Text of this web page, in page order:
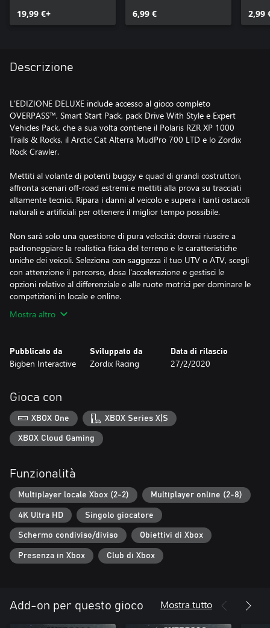
19,99 €+ 6,99 € 2,99
Descrizione
L'EDIZIONE DELUXE include accesso al gioco completo
OVERPASS™, Smart Start Pack, pack Drive With Style e Expert
Vehicles Pack, che a sua volta contiene il Polaris RZR XP 1000
Trails & Rocks, il Arctic Cat Alterra MudPro 700 LTD e lo Zordix
Rock Crawler.
Mettiti al volante di potenti buggy e quad di grandi costruttori,
affronta scenari off-road estremi e mettiti alla prova su tracciati
altamente tecnici. Ripara i danni al veicolo e supera i tanti ostacoli
naturali e artificiali per ottenere il miglior tempo possibile.
Non sarà solo una questione di pura velocità: dovrai riuscire a
padroneggiare la realistica fisica del terreno e le caratteristiche
uniche dei veicoli. Seleziona con saggezza il tuo UTV o ATV, scegli
con attenzione il percorso, dosa l'accelerazione e gestisci le
opzioni relative al differenziale e alle ruote motrici per dominare le
competizioni in locale e online.
Mostra altro
Pubblicato da
Bigben Interactive
Sviluppato da
Zordix Racing
Data di rilascio
27/2/2020
Gioca con
XBOX One XBOX Series X|S
XBOX Cloud Gaming
Funzionalità
Multiplayer locale Xbox (2-2) Multiplayer online (2-8)
4K Ultra HD Singolo giocatore
Schermo condiviso/diviso Obiettivi di Xbox
Presenza in Xbox Club di Xbox
Add-on per questo gioco Mostra tutto